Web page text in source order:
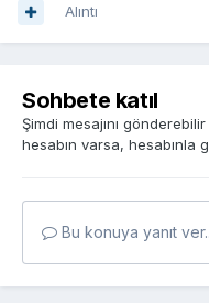
Alıntı
Sohbete katıl
Şimdi mesajını
hesabın varsa, hesabınla
Bu konuya yanıt